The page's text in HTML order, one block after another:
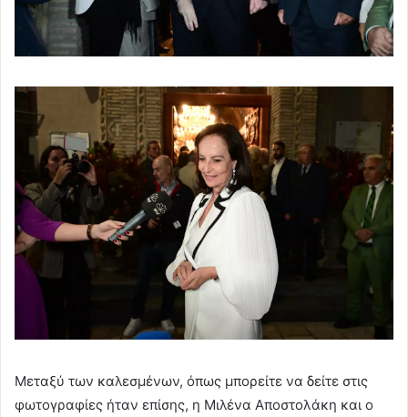
Μεταξύ των καλεσμένων, όπως μπορείτε να δείτε στις
φωτογραφίες ήταν επίσης, η Μιλένα Αποστολάκη και ο